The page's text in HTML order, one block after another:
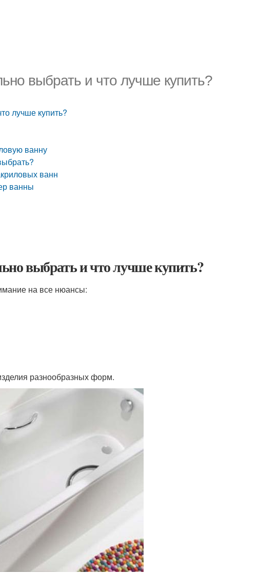
выбрать и что лучше купить?
лучше купить?
ванну
ванн
ванны
выбрать и что лучше купить?
на все нюансы:
разнообразных форм.